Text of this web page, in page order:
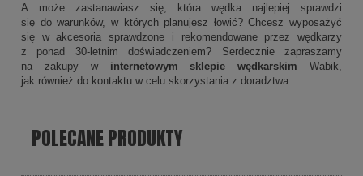
A może zastanawiasz się, która wędka najlepiej sprawdzi
się do warunków, w których planujesz łowić? Chcesz wyposażyć
się w akcesoria sprawdzone i rekomendowane przez wędkarzy
z ponad 30-letnim doświadczeniem? Serdecznie zapraszamy
na zakupy w internetowym sklepie wędkarskim Wabik,
jak również do kontaktu w celu skorzystania z doradztwa.
POLECANE PRODUKTY